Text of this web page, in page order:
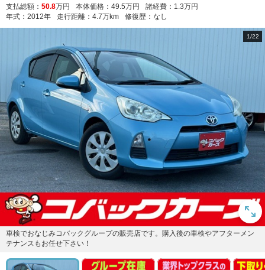
支払総額： 50.8万円 本体価格： 49.5万円 諸経費： 1.3万円
年式： 2012年 走行距離： 4.7万km 修復歴： なし
1/22
車検でおなじみコバックグループの販売店です。購入後の車検やアフターメン
テナンスもお任せ下さい！